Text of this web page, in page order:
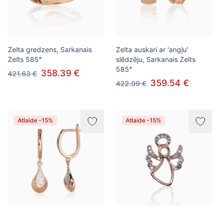
Zelta gredzens, Sarkanais
Zelts 585°
421.63 € 358.39 €
Zelta auskari ar 'angļu'
slēdzēju, Sarkanais Zelts
585°
422.99 € 359.54 €
Atlaide -15% Atlaide -15%